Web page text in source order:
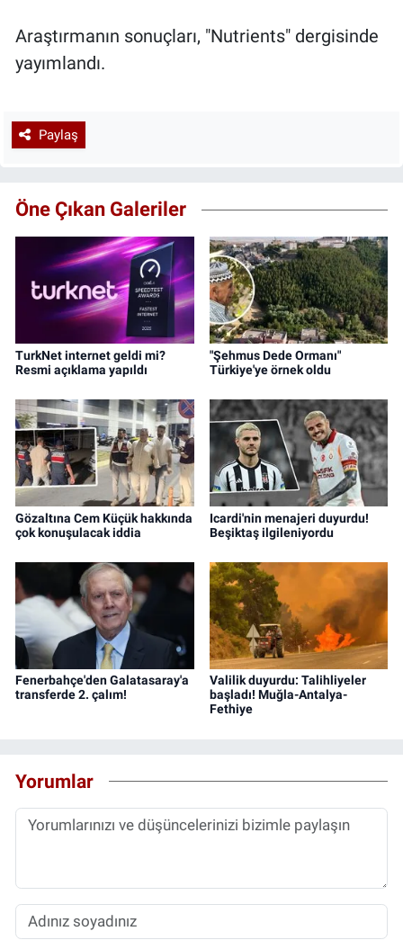
Araştırmanın sonuçları, "Nutrients" dergisinde
yayımlandı.
Paylaş
Öne Çıkan Galeriler
TurkNet internet geldi mi?
Resmi açıklama yapıldı
"Şehmus Dede Ormanı"
Türkiye'ye örnek oldu
Gözaltına Cem Küçük hakkında
çok konuşulacak iddia
Icardi'nin menajeri duyurdu!
Beşiktaş ilgileniyordu
Fenerbahçe'den Galatasaray'a
transferde 2. çalım!
Valilik duyurdu: Talihliyeler
başladı! Muğla-Antalya-
Fethiye
Yorumlar